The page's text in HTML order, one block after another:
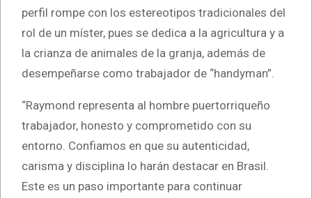
perfil rompe con los estereotipos tradicionales del
rol de un míster, pues se dedica a la agricultura y a
la crianza de animales de la granja, además de
desempeñarse como trabajador de “handyman”.
“Raymond representa al hombre puertorriqueño
trabajador, honesto y comprometido con su
entorno. Confiamos en que su autenticidad,
carisma y disciplina lo harán destacar en Brasil.
Este es un paso importante para continuar